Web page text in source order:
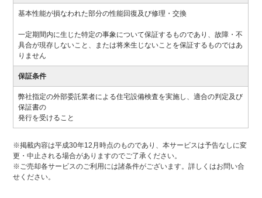
基本性能が損なわれた部分の性能回復及び修理・交換
一定期間内に生じた特定の事象について保証するものであり、故障・不
具合が現存しないこと、または将来生じないことを保証するものではあ
りません
保証条件
弊社指定の外部委託業者による住宅設備検査を実施し、適合の判定及び
保証書の
発行を受けること
※掲載内容は平成30年12月時点のものであり、本サービスは予告なしに変
更・中止される場合がありますのでご了承ください。
※ご売却各サービスのご利用には諸条件がございます。詳しくはお問い合
せください。